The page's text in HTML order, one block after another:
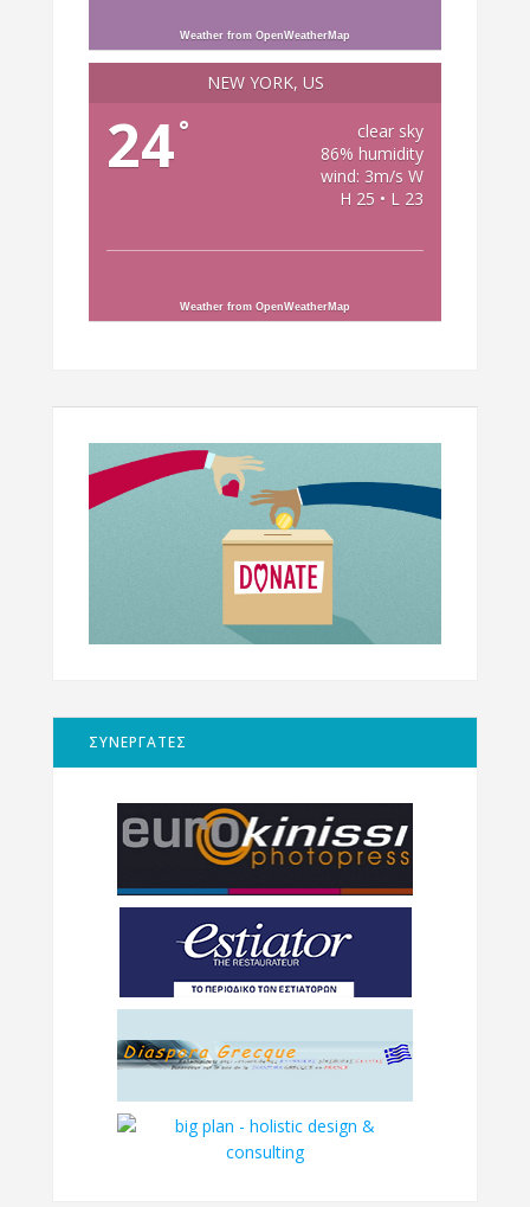
Weather from OpenWeatherMap
NEW YORK, US
24°
clear sky
86% humidity
wind: 3m/s W
H 25 • L 23
Weather from OpenWeatherMap
ΣΥΝΕΡΓΑΤΕΣ